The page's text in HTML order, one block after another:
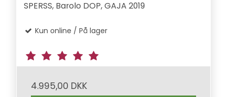
SPERSS, Barolo DOP, GAJA 2019
Kun online / På lager
4.995,00 DKK